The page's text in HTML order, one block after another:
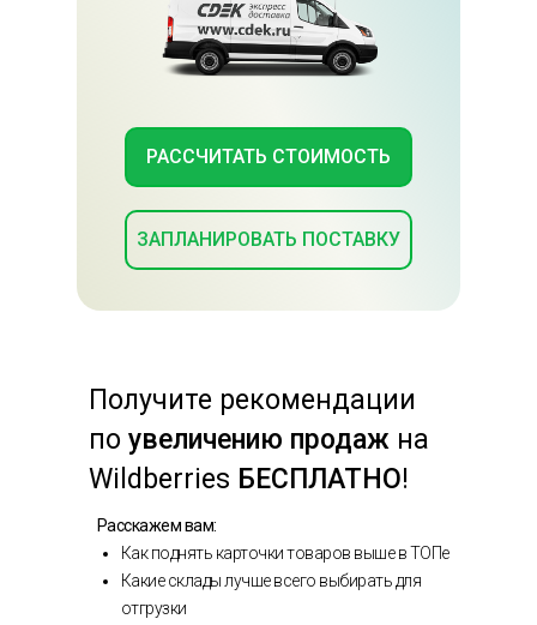
РАССЧИТАТЬ СТОИМОСТЬ
ЗАПЛАНИРОВАТЬ ПОСТАВКУ
Расскажем вам:
Как поднять карточки товаров выше в ТОПе
Какие склады лучше всего выбирать для
отгрузки
Получите рекомендации
по увеличению продаж на
Wildberries БЕСПЛАТНО!